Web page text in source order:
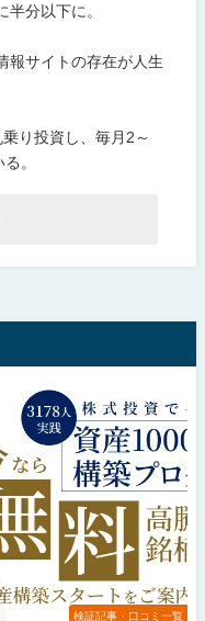
半分以下に。
報サイトの存在が人生
り投資し、毎月2～
。
検証記事・口コミ一覧